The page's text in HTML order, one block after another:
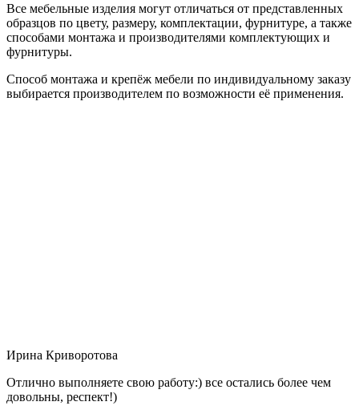
Все мебельные изделия могут отличаться от представленных
образцов по цвету, размеру, комплектации, фурнитуре, а также
способами монтажа и производителями комплектующих и
фурнитуры.
Способ монтажа и крепёж мебели по индивидуальному заказу
выбирается производителем по возможности её применения.
Ирина Криворотова
Отлично выполняете свою работу:) все остались более чем
довольны, респект!)